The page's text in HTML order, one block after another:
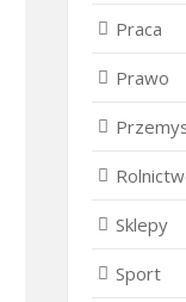
Praca
Prawo
Sklepy
Sport